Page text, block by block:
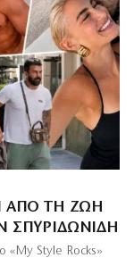
ΑΠΌ ΤΗ ΖΩΉ
ΣΠΥΡΙΔΩΝΊΔΗ
«My Style Rocks»